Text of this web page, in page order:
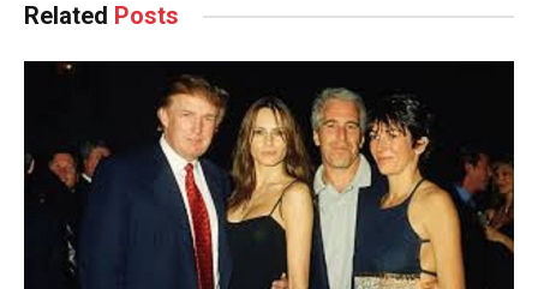
Related Posts